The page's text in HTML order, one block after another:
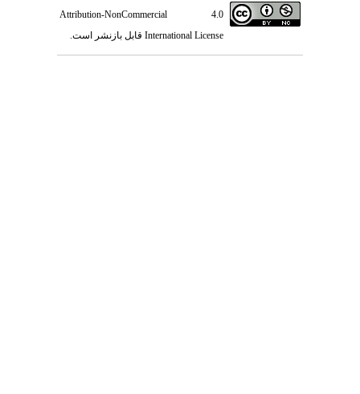
Attribution-NonCommercial 4.0
International License قابل بازنشر است.